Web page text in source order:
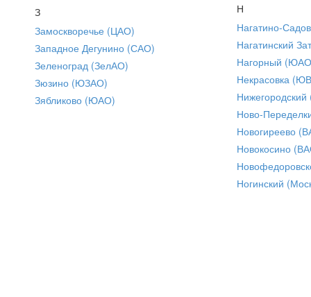
З
Замоскворечье (ЦАО)
Западное Дегунино (САО)
Зеленоград (ЗелАО)
Зюзино (ЮЗАО)
Зябликово (ЮАО)
Н
Нагатино-
Нагатинский
Нагорный
Некрасовка
Ново-
Новогиреево
Новокосино
Ногинский